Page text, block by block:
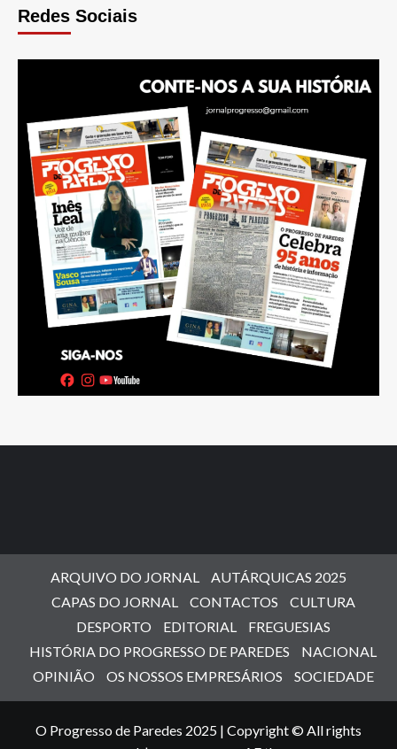
Redes Sociais
ARQUIVO DO JORNAL
AUTÁRQUICAS 2025
CAPAS DO JORNAL
CONTACTOS
CULTURA
DESPORTO
EDITORIAL
FREGUESIAS
HISTÓRIA DO PROGRESSO DE PAREDES
NACIONAL
OPINIÃO
OS NOSSOS EMPRESÁRIOS SOCIEDADE
O Progresso de Paredes 2025 | Copyright © All rights